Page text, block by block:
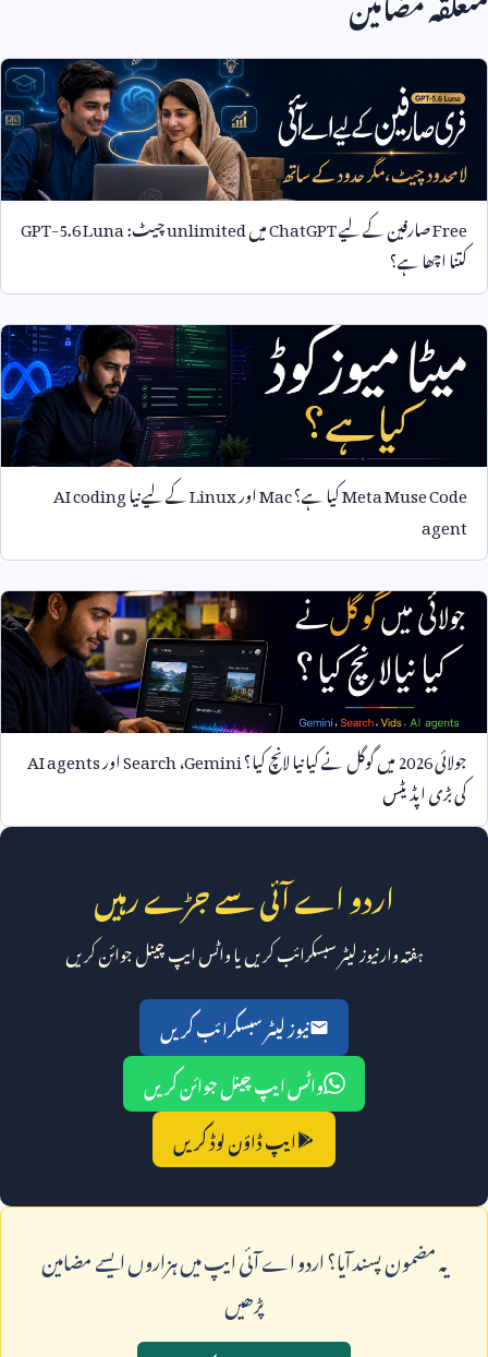
Freeصارفین کے لیےChatGPTمیںunlimitedچیٹ:GPT-5.6 Luna
کتنا اچھا ہے؟
Meta Muse Codeکیا ہے؟MacاورLinuxکے لیے نیاAI coding
agent
جولائی2026میں گوگل نے کیا نیا لانچ کیا؟Gemini،SearchاورAI agents
کی بڑی اپڈیٹس
اردو اے آئی سے جڑے رہیں
ہفتہ وار نیوز لیٹر سبسکرائب کریں یا واٹس ایپ چینل جوائن کریں
نیوز لیٹر سبسکرائب کریں
واٹس ایپ چینل جوائن کریں
ایپ ڈاؤن لوڈ کریں
يہ مضمون پسند آيا؟ اردو اے آئی ايپ ميں ہزاروں ايسے مضامين
پڑھيں